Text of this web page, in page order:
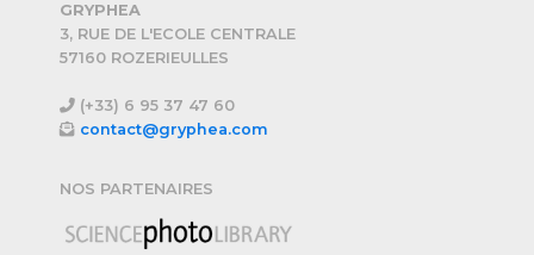
GRYPHEA
3, RUE DE L'ECOLE CENTRALE
57160 ROZERIEULLES
(+33) 6 95 37 47 60
contact@gryphea.com
NOS PARTENAIRES